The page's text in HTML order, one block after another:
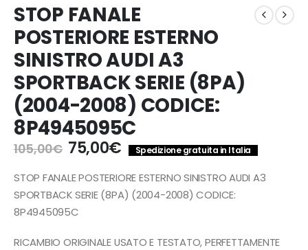
STOP FANALE
POSTERIORE ESTERNO
SINISTRO AUDI A3
SPORTBACK SERIE (8PA)
(2004-2008) CODICE:
8P4945095C
105,00€ Il
originale
era:
105,00€.
75,00€Il
prezzo
attuale
è:
Spedizione gratuita in Italia
STOP FANALE POSTERIORE ESTERNO SINISTRO AUDI A3
SPORTBACK SERIE (8PA) (2004-2008) CODICE:
8P4945095C
RICAMBIO ORIGINALE USATO E TESTATO, PERFETTAMENTE